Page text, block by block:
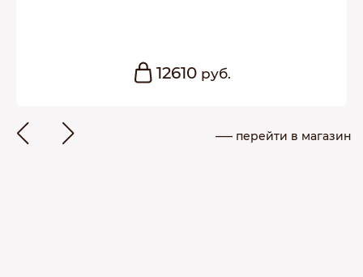
12610 руб.
––– перейти в магазин